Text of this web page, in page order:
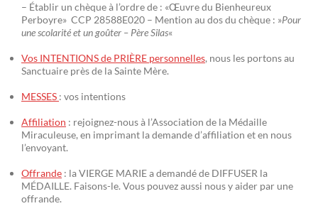
– Établir un chèque à l’ordre de : «Œuvre du Bienheureux
Perboyre» CCP 28588E020 – Mention au dos du chèque : »Pour
une scolarité et un goûter – Père Silas«
Vos INTENTIONS de PRIÈRE personnelles, nous les portons au
Sanctuaire près de la Sainte Mère.
MESSES : vos intentions
Affiliation : rejoignez-nous à l’Association de la Médaille
Miraculeuse, en imprimant la demande d’affiliation et en nous
l’envoyant.
Offrande : la VIERGE MARIE a demandé de DIFFUSER la
MÉDAILLE. Faisons-le. Vous pouvez aussi nous y aider par une
offrande.